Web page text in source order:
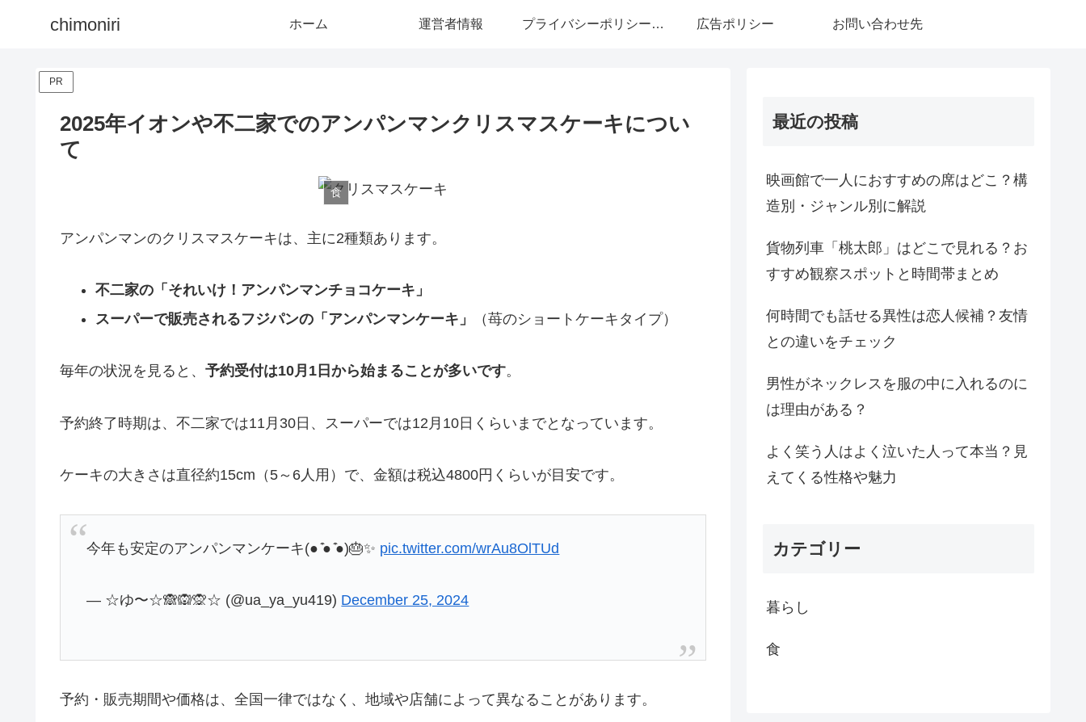
chimoniri ホーム 運営者情報 プライバシーポリシー・免責事項 広告ポリシー お問い合わせ先
PR
2025年イオンや不二家でのアンパンマンクリスマスケーキについ
て
食
アンパンマンのクリスマスケーキは、主に2種類あります。
不二家の「それいけ！アンパンマンチョコケーキ」
スーパーで販売されるフジパンの「アンパンマンケーキ」
（苺のショートケーキタイプ）
毎年の状況を見ると、 予約受付は10月1日から始まることが多いです。
予約終了時期は、不二家では11月30日、スーパーでは12月10日くらいまでとなっています。
ケーキの大きさは直径約15cm（5～6人用）で、金額は税込4800円くらいが目安です。
今年も安定のアンパンマンケーキ(● ̍̑● ̍̑●)🎂✨ pic.twitter.com/wrAu8OlTUd
— ☆ゆ〜☆🙈🙉🙊☆ (@ua_ya_yu419) December 25, 2024
予約・販売期間や価格は、全国一律ではなく、地域や店舗によって異なることがあります。
最近の投稿
映画館で一人におすすめの席はどこ？構
造別・ジャンル別に解説
貨物列車「桃太郎」はどこで見れる？お
すすめ観察スポットと時間帯まとめ
何時間でも話せる異性は恋人候補？友情
との違いをチェック
男性がネックレスを服の中に入れるのに
は理由がある？
よく笑う人はよく泣いた人って本当？見
えてくる性格や魅力
カテゴリー
暮らし
食